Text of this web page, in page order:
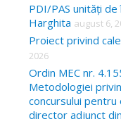
c
h
f
o
r
PDI/PAS unități
Harghita august 6,
Proiect privind
2026
Ordin MEC nr.
Metodologiei
concursului
director adjunct